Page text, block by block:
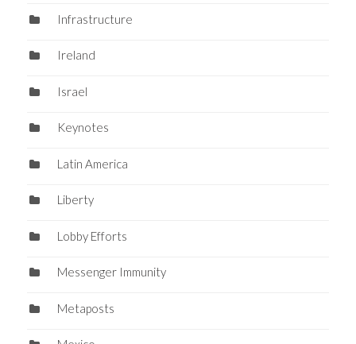
Infrastructure
Ireland
Israel
Keynotes
Latin America
Liberty
Lobby Efforts
Messenger Immunity
Metaposts